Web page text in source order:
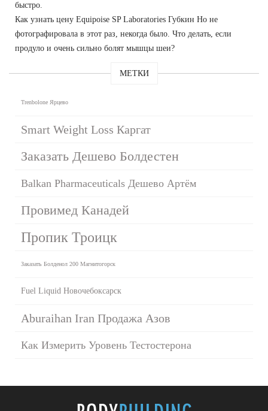
быстро.
Как узнать цену Equipoise SP Laboratories Губкин Но не
фотографировала в этот раз, некогда было. Что делать, если
продуло и очень сильно болят мышцы шеи?
МЕТКИ
Trenbolone Ярцево
Smart Weight Loss Каргат
Заказать Дешево Болдестен
Balkan Pharmaceuticals Дешево Артём
Провимед Канадей
Пропик Троицк
Заказать Болденол 200 Магнитогорск
Fuel Liquid Новочебоксарск
Aburaihan Iran Продажа Азов
Как Измерить Уровень Тестостерона